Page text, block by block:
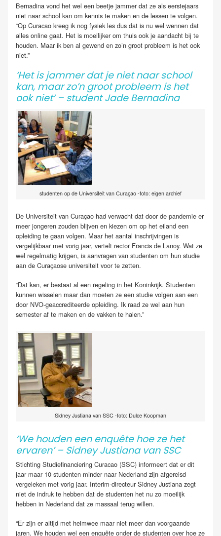
Bernadina vond het wel een beetje jammer dat ze als eerstejaars
niet naar school kan om kennis te maken en de lessen te volgen.
“Op Curacao kreeg ik nog fysiek les dus dat is nu wel wennen dat
alles online gaat. Het is moeilijker om thuis ook je aandacht bij te
houden. Maar ik ben al gewend en zo’n groot probleem is het ook
niet.”
‘Het is jammer dat je niet naar school
kan, maar zo’n groot probleem is het
ook niet’ – student Jade Bernadina
studenten op de Universiteit van Curaçao -foto: eigen archief
De Universiteit van Curaçao had verwacht dat door de pandemie er
meer jongeren zouden blijven en kiezen om op het eiland een
opleiding te gaan volgen. Maar het aantal inschrijvingen is
vergelijkbaar met vorig jaar, vertelt rector Francis de Lanoy. Wat ze
wel regelmatig krijgen, is aanvragen van studenten om hun studie
aan de Curaçaose universiteit voor te zetten.
“Dat kan, er bestaat al een regeling in het Koninkrijk. Studenten
kunnen wisselen maar dan moeten ze een studie volgen aan een
door NVO-geaccrediteerde opleiding. Ik raad ze wel aan hun
semester af te maken en de vakken te halen.”
Sidney Justiana van SSC -foto: Dulce Koopman
‘We houden een enquête hoe ze het
ervaren’ – Sidney Justiana van SSC
Stichting Studiefinanciering Curacao (SSC) informeert dat er dit
jaar maar 10 studenten minder naar Nederland zijn afgereisd
vergeleken met vorig jaar. Interim-directeur Sidney Justiana zegt
niet de indruk te hebben dat de studenten het nu zo moeilijk
hebben in Nederland dat ze massaal terug willen.
“Er zijn er altijd met heimwee maar niet meer dan voorgaande
jaren. We houden wel een enquête onder de studenten over hoe ze